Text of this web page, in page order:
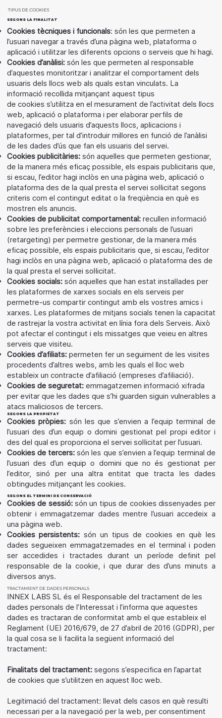
TIPUS DE COOKIES
SEGONS LA FINALITAT
Cookies tècniques i funcionals: són les que permeten a
l’usuari navegar a través d’una pàgina web, plataforma o
aplicació i utilitzar les diferents opcions o serveis que hi hagi.
Cookies d’anàlisi:són les que permeten al responsable
d’aquestes monitoritzar i analitzar el comportament dels
usuaris dels llocs web als quals estan vinculats. La
informació recollida mitjançant aquest tipus
de cookies s’utilitza en el mesurament de l’activitat dels llocs
web, aplicació o plataforma i per elaborar perfils de
navegació dels usuaris d’aquests llocs, aplicacions i
plataformes, per tal d’introduir millores en funció de l’anàlisi
de les dades d’ús que fan els usuaris del servei.
Cookies publicitàries:són aquelles que permeten gestionar,
de la manera més eficaç possible, els espais publicitaris que,
si escau, l’editor hagi inclòs en una pàgina web, aplicació o
plataforma des de la qual presta el servei sol·licitat segons
criteris com el contingut editat o la freqüència en què es
mostren els anuncis.
Cookies de publicitat comportamental:recullen informació
sobre les preferències i eleccions personals de l’usuari
(retargeting) per permetre gestionar, de la manera més
eficaç possible, els espais publicitaris que, si escau, l’editor
hagi inclòs en una pàgina web, aplicació o plataforma des de
la qual presta el servei sol·licitat.
Cookies socials: són aquelles que han estat instal·lades per
les plataformes de xarxes socials en els serveis per
permetre-us compartir contingut amb els vostres amics i
xarxes. Les plataformes de mitjans socials tenen la capacitat
de rastrejar la vostra activitat en línia fora dels Serveis. Això
pot afectar el contingut i els missatges que veieu en altres
serveis que visiteu.
Cookies d’afiliats:permeten fer un seguiment de les visites
procedents d’altres webs, amb les quals el lloc web
estableix un contracte d’afiliació (empreses d’afiliació).
Cookies de seguretat: emmagatzemen informació xifrada
per evitar que les dades que s’hi guarden siguin vulnerables a
atacs maliciosos de tercers.
SEGONS LA PROPIETAT
Cookies pròpies: són les que s’envien a l’equip terminal de
l’usuari des d’un equip o domini gestionat pel propi editor i
des del qual es proporciona el servei sol·licitat per l’usuari.
Cookies de tercers:són les que s’envien a l’equip terminal de
l’usuari des d’un equip o domini que no és gestionat per
l’editor, sinó per una altra entitat que tracta les dades
obtingudes mitjançant les cookies.
SEGONS EL TERMINI DE CONSERVACIÓ
Cookies de sessió:són un tipus de cookies dissenyades per
obtenir i emmagatzemar dades mentre l’usuari accedeix a
una pàgina web.
Cookies persistents:són un tipus de cookies en què les
dades segueixen emmagatzemades en el terminal i poden
ser accedides i tractades durant un període definit pel
responsable de la cookie, i que durar des d’uns minuts a
diversos anys.
TRACTAMIENT DE DADES PERSONALS
INNEX LABS SL és el Responsable del tractament de les
dades personals de l’Interessat i l’informa que aquestes
dades es tractaran de conformitat amb el que estableix el
Reglament (UE) 2016/679, de 27 d’abril de 2016 (GDPR), per
la qual cosa se li facilita la següent informació del
tractament:
Finalitats del tractament:segons s’especifica en l’apartat
de cookies que s’utilitzen en aquest lloc web.
Legitimació del tractament: llevat dels casos en què resulti
necessari per a la navegació per la web, per consentiment